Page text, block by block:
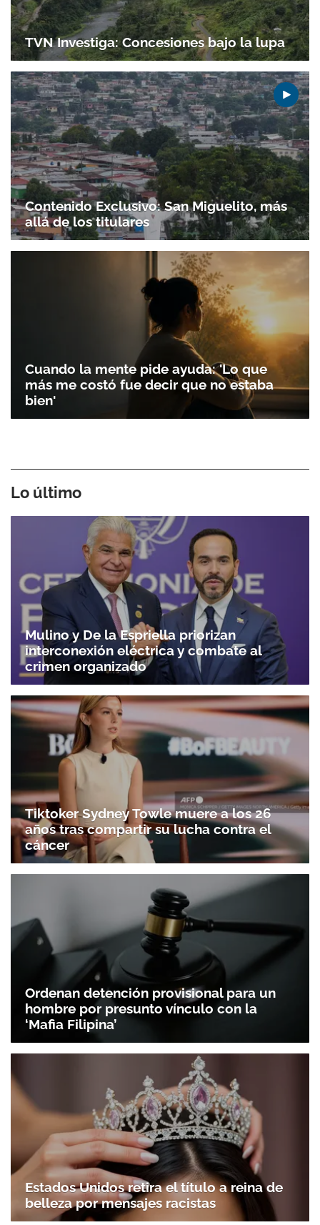
TVN Investiga: Concesiones bajo la lupa
Contenido Exclusivo: San Miguelito, más
allá de los titulares
Cuando la mente pide ayuda: 'Lo que
más me costó fue decir que no estaba
bien'
Lo último
Mulino y De la Espriella priorizan
interconexión eléctrica y combate al
crimen organizado
Tiktoker Sydney Towle muere a los 26
años tras compartir su lucha contra el
cáncer
Ordenan detención provisional para un
hombre por presunto vínculo con la
‘Mafia Filipina’
Estados Unidos retira el título a reina de
belleza por mensajes racistas